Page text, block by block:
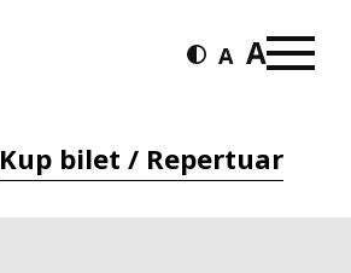
Kup bilet / Repertuar